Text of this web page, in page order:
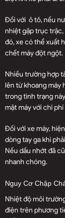
Đối với ô tô, nếu
nhiệt gặp trục
đó, xe có thể xuất
chết máy đột ngột.
Nhiều trường hợp
lên từ khoang máy
trong tình trạng
mặt máy với chi
Đối với xe máy,
dòng tay ga khi
Nếu dầu nhớt đã
nhanh chóng.
Nguy Cơ Chập
Nhiệt độ môi
điện trên phương